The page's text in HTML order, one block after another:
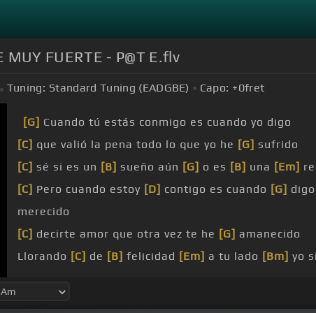
FUERTE - P@T E.flv
Tuning: Standard Tuning (EADGBE) Capo: +0fret
[G] Cuando tú estás conmigo es cuando yo digo
[C] que valió la pena todo lo que yo he [G] sufrido
[C] sé si es un [B] sueño aún [G] o es [B] una [Em]
[C] Pero cuando estoy [D] contigo es cuando [G]
merecido
[C] decirte amor que otra vez te he [G] amanecido
Llorando [C] de [B] felicidad [Em] a tu lado [Bm] yo